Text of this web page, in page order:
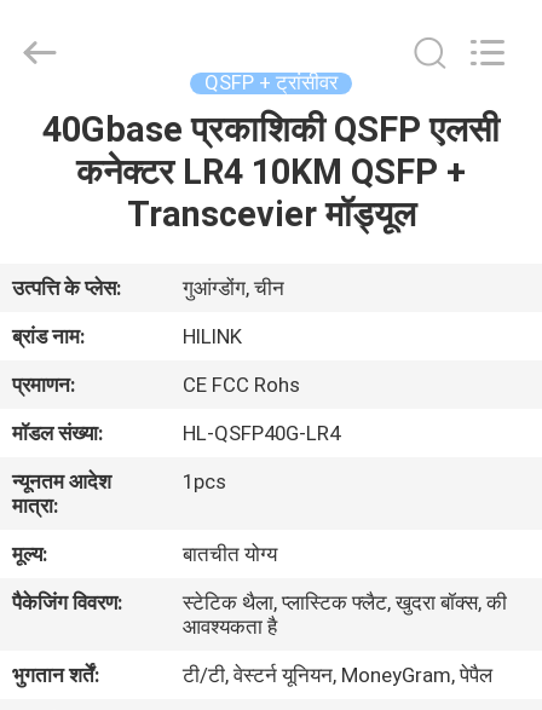
हमारे
बारे
में
कारखाने
का
गुणवत्ता
नियंत्रण
Technology
Co.,Ltd..
QSFP + ट्रांसीवर
40Gbase प्रकाशिकी QSFP एलसी
कनेक्टर LR4 10KM QSFP +
Transcevier मॉड्यूल
उत्पत्ति के प्लेस:
गुआंग्डोंग, चीन
ब्रांड नाम:
HILINK
प्रमाणन:
CE FCC Rohs
मॉडल संख्या:
HL-QSFP40G-LR4
न्यूनतम आदेश
मात्रा:
1pcs
मूल्य:
बातचीत योग्य
पैकेजिंग विवरण:
स्टेटिक थैला, प्लास्टिक फ्लैट, खुदरा बॉक्स, की
आवश्यकता है
भुगतान शर्तें:
टी/टी, वेस्टर्न यूनियन, MoneyGram, पेपैल